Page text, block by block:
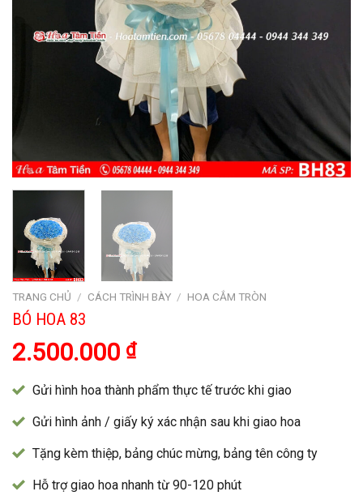
TRANG CHỦ / CÁCH TRÌNH BÀY / HOA CẮM TRÒN
BÓ HOA 83
2.500.000 ₫
Gửi hình hoa thành phẩm thực tế trước khi giao
Gửi hình ảnh / giấy ký xác nhận sau khi giao hoa
Tặng kèm thiệp, bảng chúc mừng, bảng tên công ty
Hỗ trợ giao hoa nhanh từ 90-120 phút